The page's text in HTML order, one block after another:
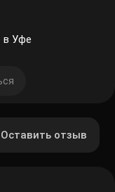
в Уфе
Оставить отзыв